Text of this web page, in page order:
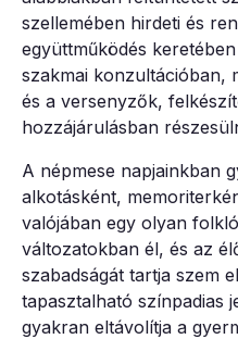
szellemében hirdeti és
együttműködés
szakmai konzultációban,
és a versenyzők,
hozzájárulásban
A népmese napjainkban
alkotásként,
valójában egy olyan
változatokban él, és az
szabadságát tartja szem
tapasztalható színpadias
gyakran eltávolítja a